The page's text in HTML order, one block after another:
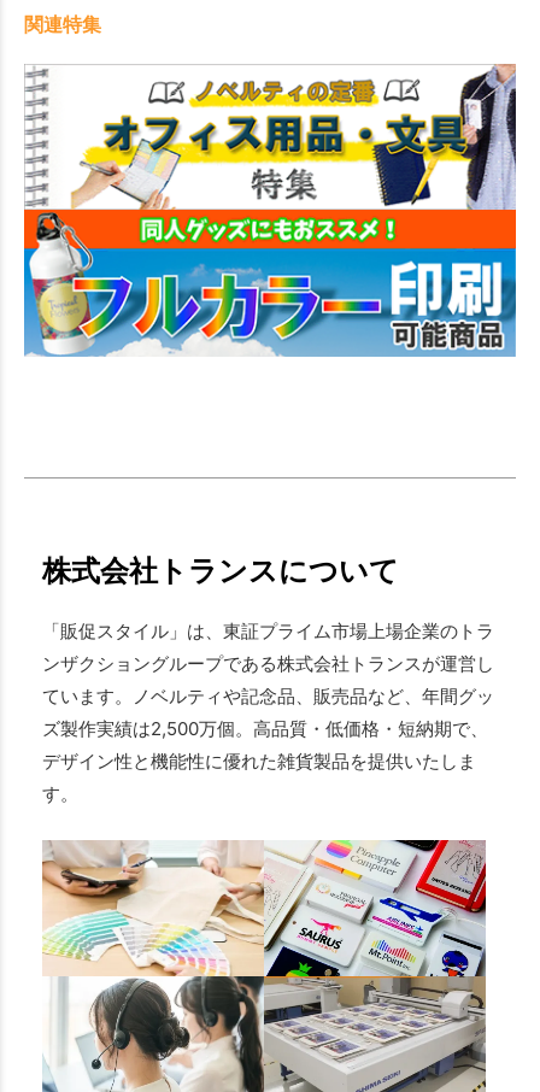
関連特集
株式会社トランスについて
「販促スタイル」は、東証プライム市場上場企業のトラ
ンザクショングループである株式会社トランスが運営し
ています。ノベルティや記念品、販売品など、年間グッ
ズ製作実績は2,500万個。高品質・低価格・短納期で、
デザイン性と機能性に優れた雑貨製品を提供いたしま
す。